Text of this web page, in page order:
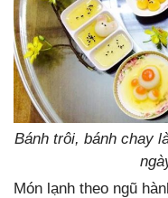
Bánh trôi, bánh chay
Món lạnh theo ngũ